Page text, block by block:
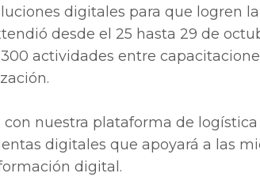
digitales para que logren
desde el 25 hasta 29 de
actividades entre
nuestra plataforma de
digitales que apoyará a las
digital.